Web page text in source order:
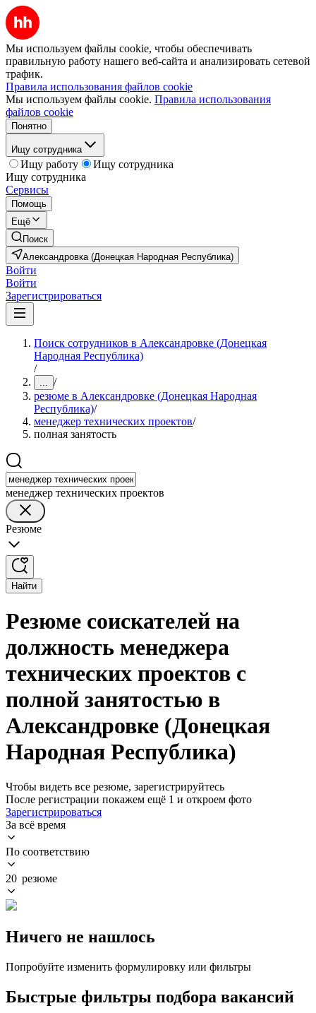
Мы используем файлы cookie, чтобы обеспечивать
правильную работу нашего веб-сайта и анализировать сетевой
трафик.
Правила использования файлов cookie
Мы используем файлы cookie. Правила использования
файлов cookie
Понятно
Ищу сотрудника
Ищу работу
Ищу сотрудника
Ищу сотрудника
Сервисы
Помощь
Ещё
Поиск
Александровка (Донецкая Народная Республика)
Войти
Войти
Зарегистрироваться
Поиск сотрудников в Александровке (Донецкая
Народная Республика)
/
... /
резюме в Александровке (Донецкая Народная
Республика)/
менеджер технических проектов/
полная занятость
менеджер технических проектов
Резюме
Найти
Резюме соискателей на
должность менеджера
технических проектов с
полной занятостью в
Александровке (Донецкая
Народная Республика)
Чтобы видеть все резюме, зарегистрируйтесь
После регистрации покажем ещё 1 и откроем фото
Зарегистрироваться
За всё время
По соответствию
20 резюме
Ничего не нашлось
Попробуйте изменить формулировку или фильтры
Быстрые фильтры подбора вакансий